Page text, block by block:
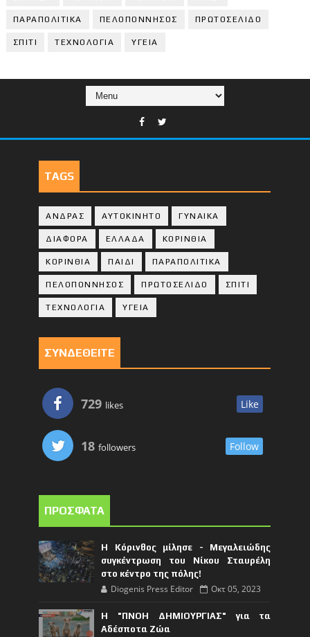
ΠΑΡΑΠΟΛΙΤΙΚΑ ΠΕΛΟΠΟΝΝΗΣΟΣ ΠΡΩΤΟΣΕΛΙΔΟ
ΣΠΙΤΙ ΤΕΧΝΟΛΟΓΙΑ ΥΓΕΙΑ
TAGS
ΑΝΔΡΑΣ ΑΥΤΟΚΙΝΗΤΟ ΓΥΝΑΙΚΑ
ΔΙΑΦΟΡΑ ΕΛΛΑΔΑ ΚΟΡΙΝΘΙΑ
ΚΟΡΙΝΘΙA ΠΑΙΔΙ ΠΑΡΑΠΟΛΙΤΙΚΑ
ΠΕΛΟΠΟΝΝΗΣΟΣ ΠΡΩΤΟΣΕΛΙΔΟ ΣΠΙΤΙ
ΤΕΧΝΟΛΟΓΙΑ ΥΓΕΙΑ
ΣΥΝΔΕΘΕΙΤΕ
729 likes Like
18 followers Follow
ΠΡΟΣΦΑΤΑ
Η Κόρινθος μίλησε - Μεγαλειώδης
συγκέντρωση του Νίκου Σταυρέλη
στο κέντρο της πόλης!
Diogenis Press Editor Οκτ 05, 2023
Η "ΠΝΟΗ ΔΗΜΙΟΥΡΓΙΑΣ" για τα
Αδέσποτα Ζώα